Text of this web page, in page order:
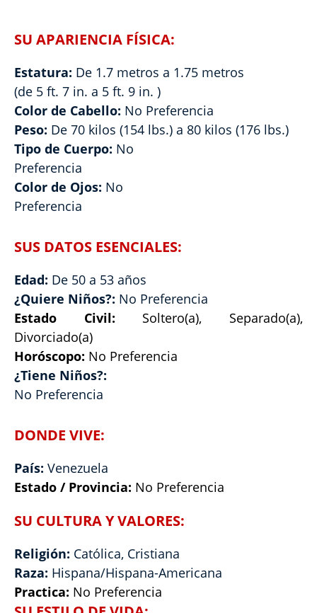
SU APARIENCIA FÍSICA:
Estatura: De 1.7 metros a 1.75 metros
(de 5 ft. 7 in. a 5 ft. 9 in. )
Color de Cabello: No Preferencia
Peso: De 70 kilos (154 lbs.) a 80 kilos (176 lbs.)
Tipo de Cuerpo: No
Preferencia
Color de Ojos: No
Preferencia
SUS DATOS ESENCIALES:
Edad: De 50 a 53 años
¿Quiere Niños?: No Preferencia
Estado Civil: Soltero(a), Separado(a),
Divorciado(a)
Horóscopo: No Preferencia
¿Tiene Niños?:
No Preferencia
DONDE VIVE:
País: Venezuela
Estado / Provincia: No Preferencia
SU CULTURA Y VALORES:
Religión: Católica, Cristiana
Raza: Hispana/Hispana-Americana
Practica: No Preferencia